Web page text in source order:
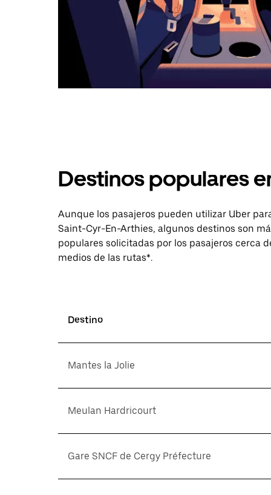
Destinos populares
Aunque los pasajeros pueden utilizar Uber
Saint-Cyr-En-Arthies, algunos destinos son
populares solicitadas por los pasajeros cerca
medios de las rutas*.
Destino
Mantes la Jolie
Meulan Hardricourt
Gare SNCF de Cergy Préfecture